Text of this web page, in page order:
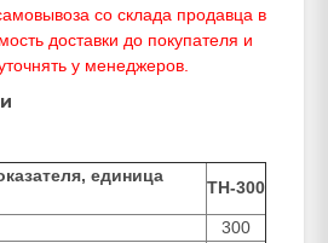
со склада продавца в
доставки до покупателя и
у менеджеров
единица
ТН-300
300